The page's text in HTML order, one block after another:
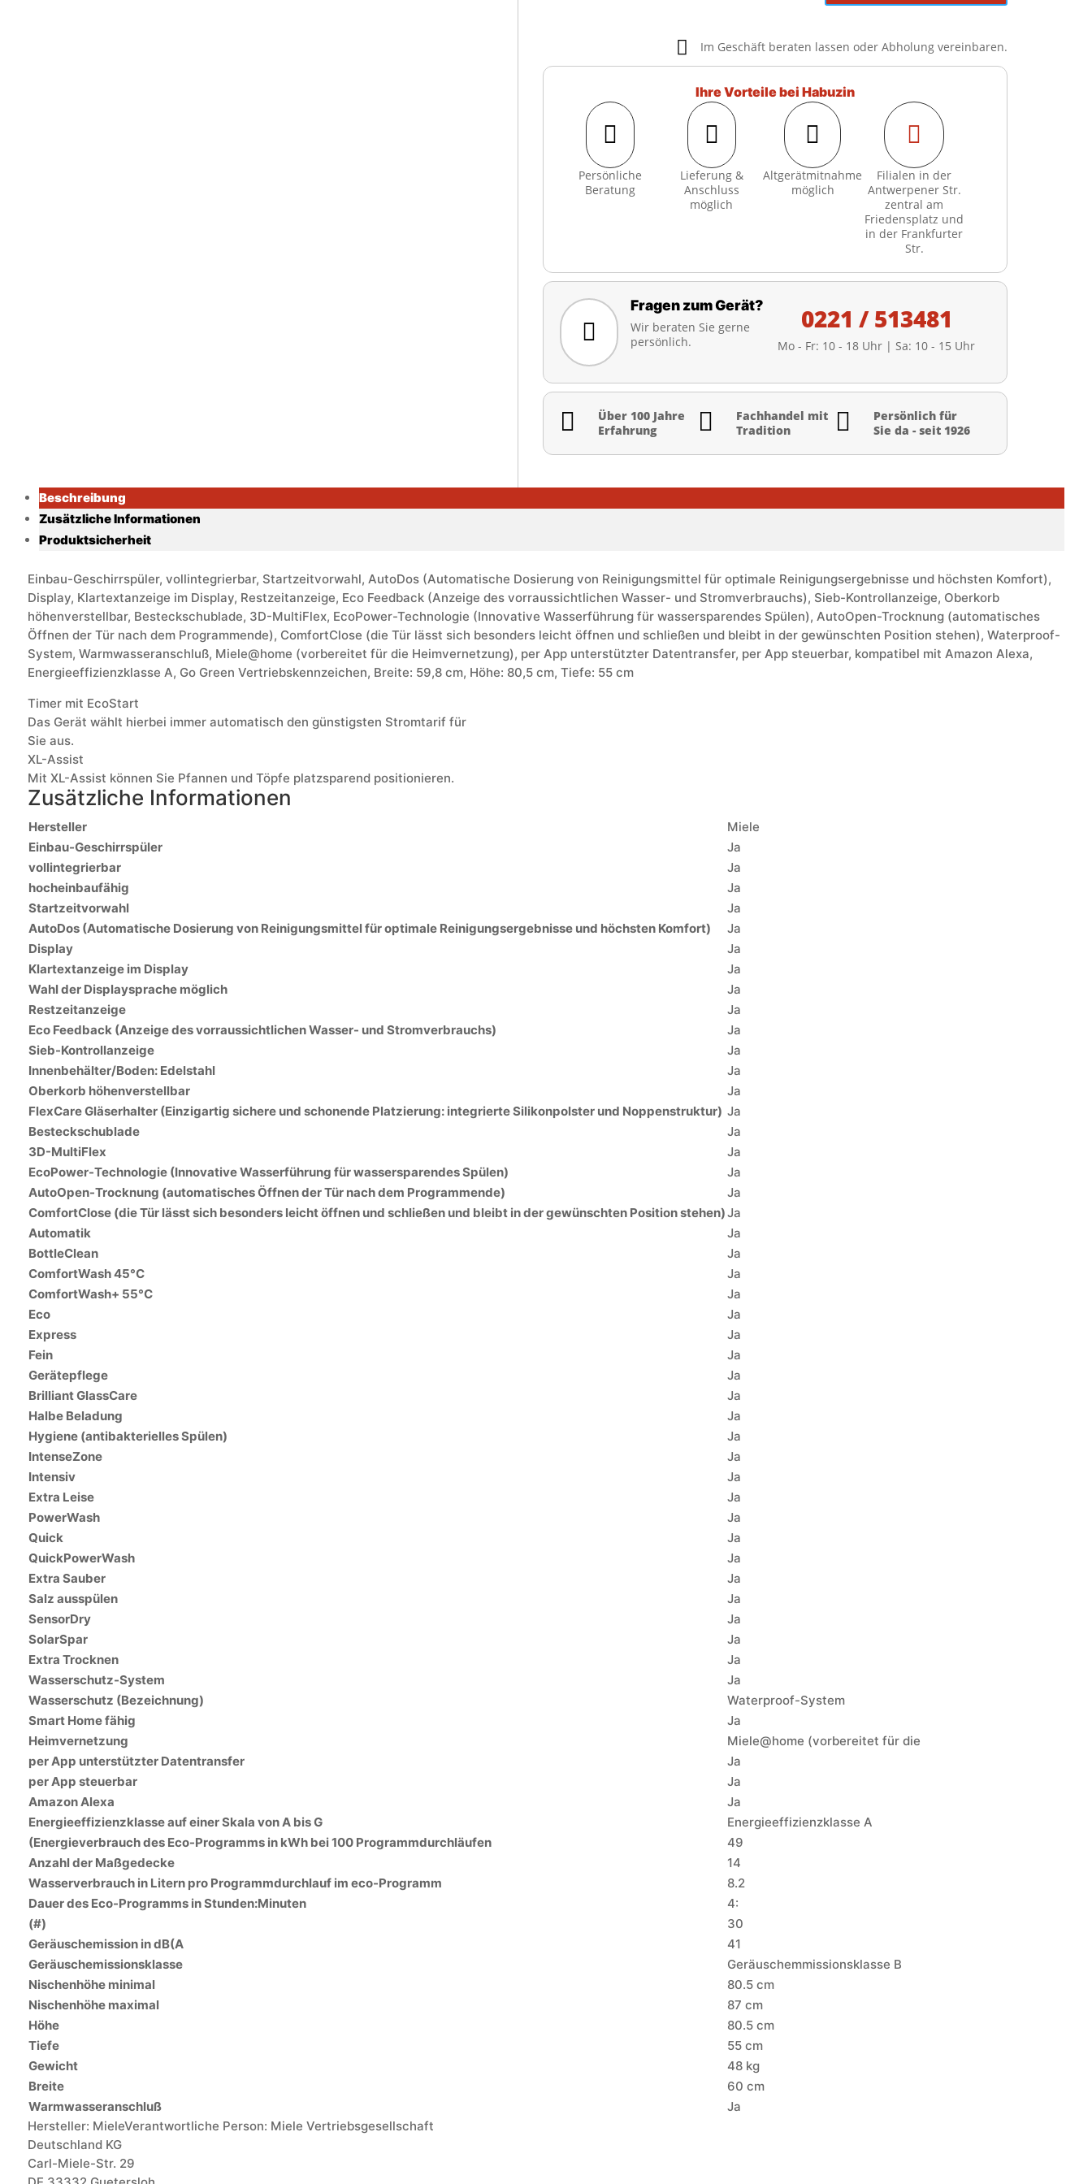
 Im Geschäft beraten lassen oder Abholung vereinbaren.
Ihre Vorteile bei Habuzin

Persönliche
Beratung

Lieferung &
Anschluss
möglich

Altgerätmitnahme
möglich

Filialen in der
Antwerpener Str.
zentral am
Friedensplatz und
in der Frankfurter
Str.

Fragen zum Gerät?
Wir beraten Sie gerne
persönlich.
0221 / 513481
Mo - Fr: 10 - 18 Uhr | Sa: 10 - 15 Uhr

Über 100 Jahre
Erfahrung

Fachhandel mit
Tradition

Persönlich für
Sie da - seit 1926
Beschreibung
Zusätzliche Informationen
Produktsicherheit
Einbau-Geschirrspüler, vollintegrierbar, Startzeitvorwahl, AutoDos (Automatische Dosierung von Reinigungsmittel für optimale Reinigungsergebnisse und höchsten Komfort),
Display, Klartextanzeige im Display, Restzeitanzeige, Eco Feedback (Anzeige des vorraussichtlichen Wasser- und Stromverbrauchs), Sieb-Kontrollanzeige, Oberkorb
höhenverstellbar, Besteckschublade, 3D-MultiFlex, EcoPower-Technologie (Innovative Wasserführung für wassersparendes Spülen), AutoOpen-Trocknung (automatisches
Öffnen der Tür nach dem Programmende), ComfortClose (die Tür lässt sich besonders leicht öffnen und schließen und bleibt in der gewünschten Position stehen), Waterproof-
System, Warmwasseranschluß, Miele@home (vorbereitet für die Heimvernetzung), per App unterstützter Datentransfer, per App steuerbar, kompatibel mit Amazon Alexa,
Energieeffizienzklasse A, Go Green Vertriebskennzeichen, Breite: 59,8 cm, Höhe: 80,5 cm, Tiefe: 55 cm
Timer mit EcoStart
Das Gerät wählt hierbei immer automatisch den günstigsten Stromtarif für
Sie aus.
XL-Assist
Mit XL-Assist können Sie Pfannen und Töpfe platzsparend positionieren.
Zusätzliche Informationen
Hersteller
Miele
Einbau-Geschirrspüler
Ja
vollintegrierbar
Ja
hocheinbaufähig
Ja
Startzeitvorwahl
Ja
AutoDos (Automatische Dosierung von Reinigungsmittel für optimale Reinigungsergebnisse und höchsten Komfort)
Ja
Display
Ja
Klartextanzeige im Display
Ja
Wahl der Displaysprache möglich
Ja
Restzeitanzeige
Ja
Eco Feedback (Anzeige des vorraussichtlichen Wasser- und Stromverbrauchs)
Ja
Sieb-Kontrollanzeige
Ja
Innenbehälter/Boden: Edelstahl
Ja
Oberkorb höhenverstellbar
Ja
FlexCare Gläserhalter (Einzigartig sichere und schonende Platzierung: integrierte Silikonpolster und Noppenstruktur) Ja
Besteckschublade
Ja
3D-MultiFlex
Ja
EcoPower-Technologie (Innovative Wasserführung für wassersparendes Spülen)
Ja
AutoOpen-Trocknung (automatisches Öffnen der Tür nach dem Programmende)
Ja
ComfortClose (die Tür lässt sich besonders leicht öffnen und schließen und bleibt in der gewünschten Position stehen)Ja
Automatik
Ja
BottleClean
Ja
ComfortWash 45°C
Ja
ComfortWash+ 55°C
Ja
Eco
Ja
Express
Ja
Fein
Ja
Gerätepflege
Ja
Brilliant GlassCare
Ja
Halbe Beladung
Ja
Hygiene (antibakterielles Spülen)
Ja
IntenseZone
Ja
Intensiv
Ja
Extra Leise
Ja
PowerWash
Ja
Quick
Ja
QuickPowerWash
Ja
Extra Sauber
Ja
Salz ausspülen
Ja
SensorDry
Ja
SolarSpar
Ja
Extra Trocknen
Ja
Wasserschutz-System
Ja
Wasserschutz (Bezeichnung)
Waterproof-System
Smart Home fähig
Ja
Heimvernetzung
Miele@home (vorbereitet für die
per App unterstützter Datentransfer
Ja
per App steuerbar
Ja
Amazon Alexa
Ja
Energieeffizienzklasse auf einer Skala von A bis G
Energieeffizienzklasse A
(Energieverbrauch des Eco-Programms in kWh bei 100 Programmdurchläufen
49
Anzahl der Maßgedecke
14
Wasserverbrauch in Litern pro Programmdurchlauf im eco-Programm
8.2
Dauer des Eco-Programms in Stunden:Minuten
4:
(#)
30
Geräuschemission in dB(A
41
Geräuschemissionsklasse
Geräuschemmissionsklasse B
Nischenhöhe minimal
80.5 cm
Nischenhöhe maximal
87 cm
Höhe
80.5 cm
Tiefe
55 cm
Gewicht
48 kg
Breite
60 cm
Warmwasseranschluß
Ja
Hersteller: MieleVerantwortliche Person: Miele Vertriebsgesellschaft
Deutschland KG
Carl-Miele-Str. 29